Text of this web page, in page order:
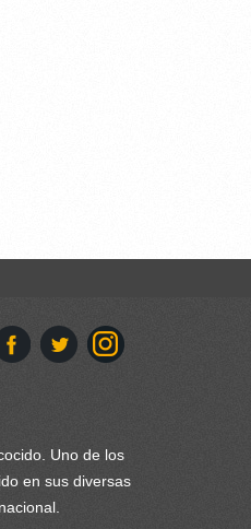
Uno de los
en sus diversas